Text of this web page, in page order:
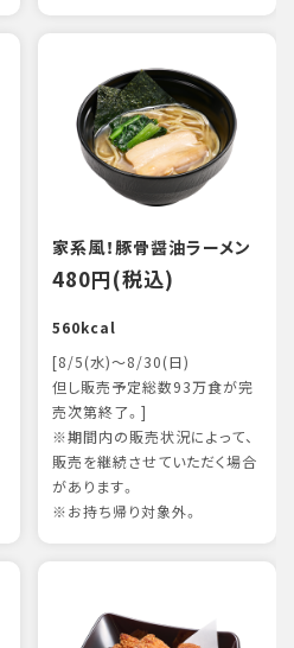
家系風！豚骨醤油ラーメン
480円(税込)
560kcal
[8/5(水)～8/30(日)
但し販売予定総数93万食が完
売次第終了。]
※期間内の販売状況によって、
販売を継続させていただく場合
があります。
※お持ち帰り対象外。